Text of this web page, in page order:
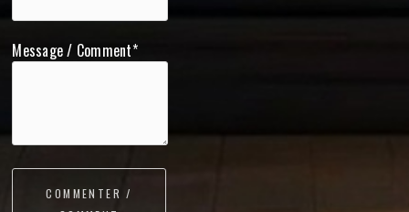
Message / Comment*
COMMENTER /